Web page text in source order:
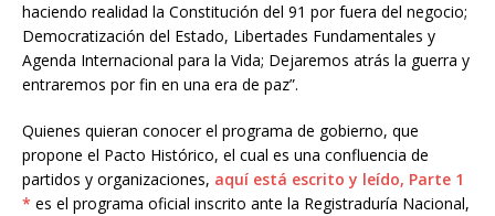
haciendo realidad la Constitución del 91 por fuera del negocio;
Democratización del Estado, Libertades Fundamentales y
Agenda Internacional para la Vida; Dejaremos atrás la guerra y
entraremos por fin en una era de paz”.
Quienes quieran conocer el programa de gobierno, que
propone el Pacto Histórico, el cual es una confluencia de
partidos y organizaciones, aquí está escrito y leído, Parte 1
* es el programa oficial inscrito ante la Registraduría Nacional,